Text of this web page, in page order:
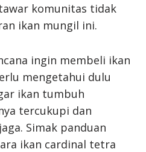
komunitas tidak
ikan mungil ini.
ingin membeli ikan
mengetahui dulu
ikan tumbuh
tercukupi dan
Simak panduan
ikan cardinal tetra